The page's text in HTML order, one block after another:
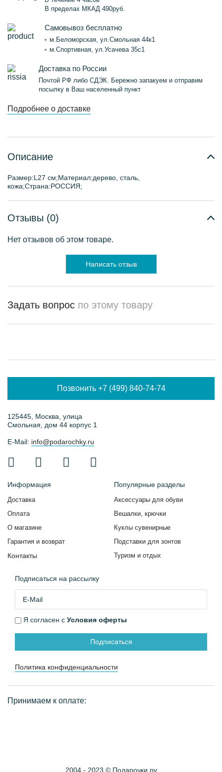
В пределах МКАД 490руб.
Самовывоз бесплатно
м.Беломорская, ул.Смольная 44к1
м.Спортивная, ул.Усачева 35с1
Доставка по России
Почтой РФ либо СДЭК. Бережно запакуем и отправим
посылку в Ваш населенный пункт
Подробнее о доставке
Описание
Размер:L27 см;Материал:дерево, сталь,
кожа;Страна:РОССИЯ;
Отзывы (0)
Нет отзывов об этом товаре.
Написать отзыв
Задать вопрос по этому товару
Позвонить +7 (499) 840-74-74
125445, Москва, улица
Смольная, дом 44 корпус 1
E-Mail: info@podarochky.ru
Информация
Доставка
Оплата
О магазине
Гарантия и возврат
Контакты
Популярные разделы
Аксессуары для обуви
Вешалки, крючки
Куклы сувенирные
Подставки для зонтов
Туризм и отдых
Подписаться на рассылку
Я согласен с Условия оферты
Подписаться
Политика конфиденциальности
Принимаем к оплате:
2004 - 2023 © Подарочки.ру